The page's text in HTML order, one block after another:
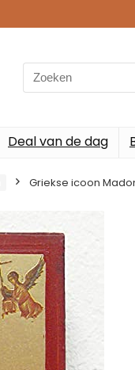
Search
for:
Deal van de dag
Griekse icoon